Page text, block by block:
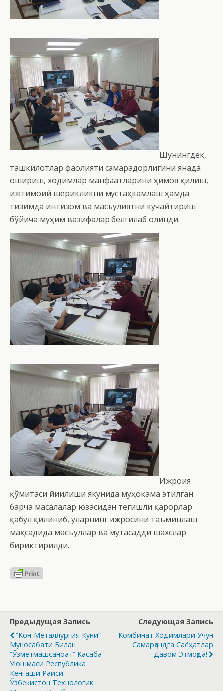
Шунингдек,
ташкилотлар фаолияти самарадорлигини янада
ошириш, ходимлар манфаатларини ҳимоя қилиш,
ижтимоий шерикликни мустаҳкамлаш ҳамда
тизимда интизом ва масъулиятни кучайтириш
бўйича муҳим вазифалар белгилаб олинди.
Ижроия
қўмитаси йиғилиши якунида муҳокама этилган
барча масалалар юзасидан тегишли қарорлар
қабул қилиниб, уларнинг ижросини таъминлаш
мақсадида масъуллар ва мутасадди шахслар
бириктирилди.
Предыдущая Запись
“Кон-Металлургия Куни”
Муносабати Билан
“Ўзметмашсаноат” Касаба
Уюшмаси Республика
Кенгаши Раиси
Ўзбекистон Технологик
Следующая Запись
Комбинат Ходимлари Учун
Самарқандга Саёҳатлар
Давом Этмоқда!